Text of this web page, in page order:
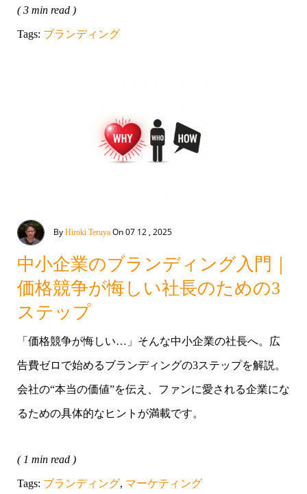
( 3 min read )
Tags: ブランディング
By Hiroki Teruya On 07 12 , 2025
中小企業のブランディング入門｜
価格競争が悔しい社長のための3
ステップ
「価格競争が悔しい…」そんな中小企業の社長へ。広
告費ゼロで始めるブランディングの3ステップを解説。
会社の“本当の価値”を伝え、ファンに愛される企業にな
るための具体的なヒントが満載です。
( 1 min read )
Tags: ブランディング, マーケティング